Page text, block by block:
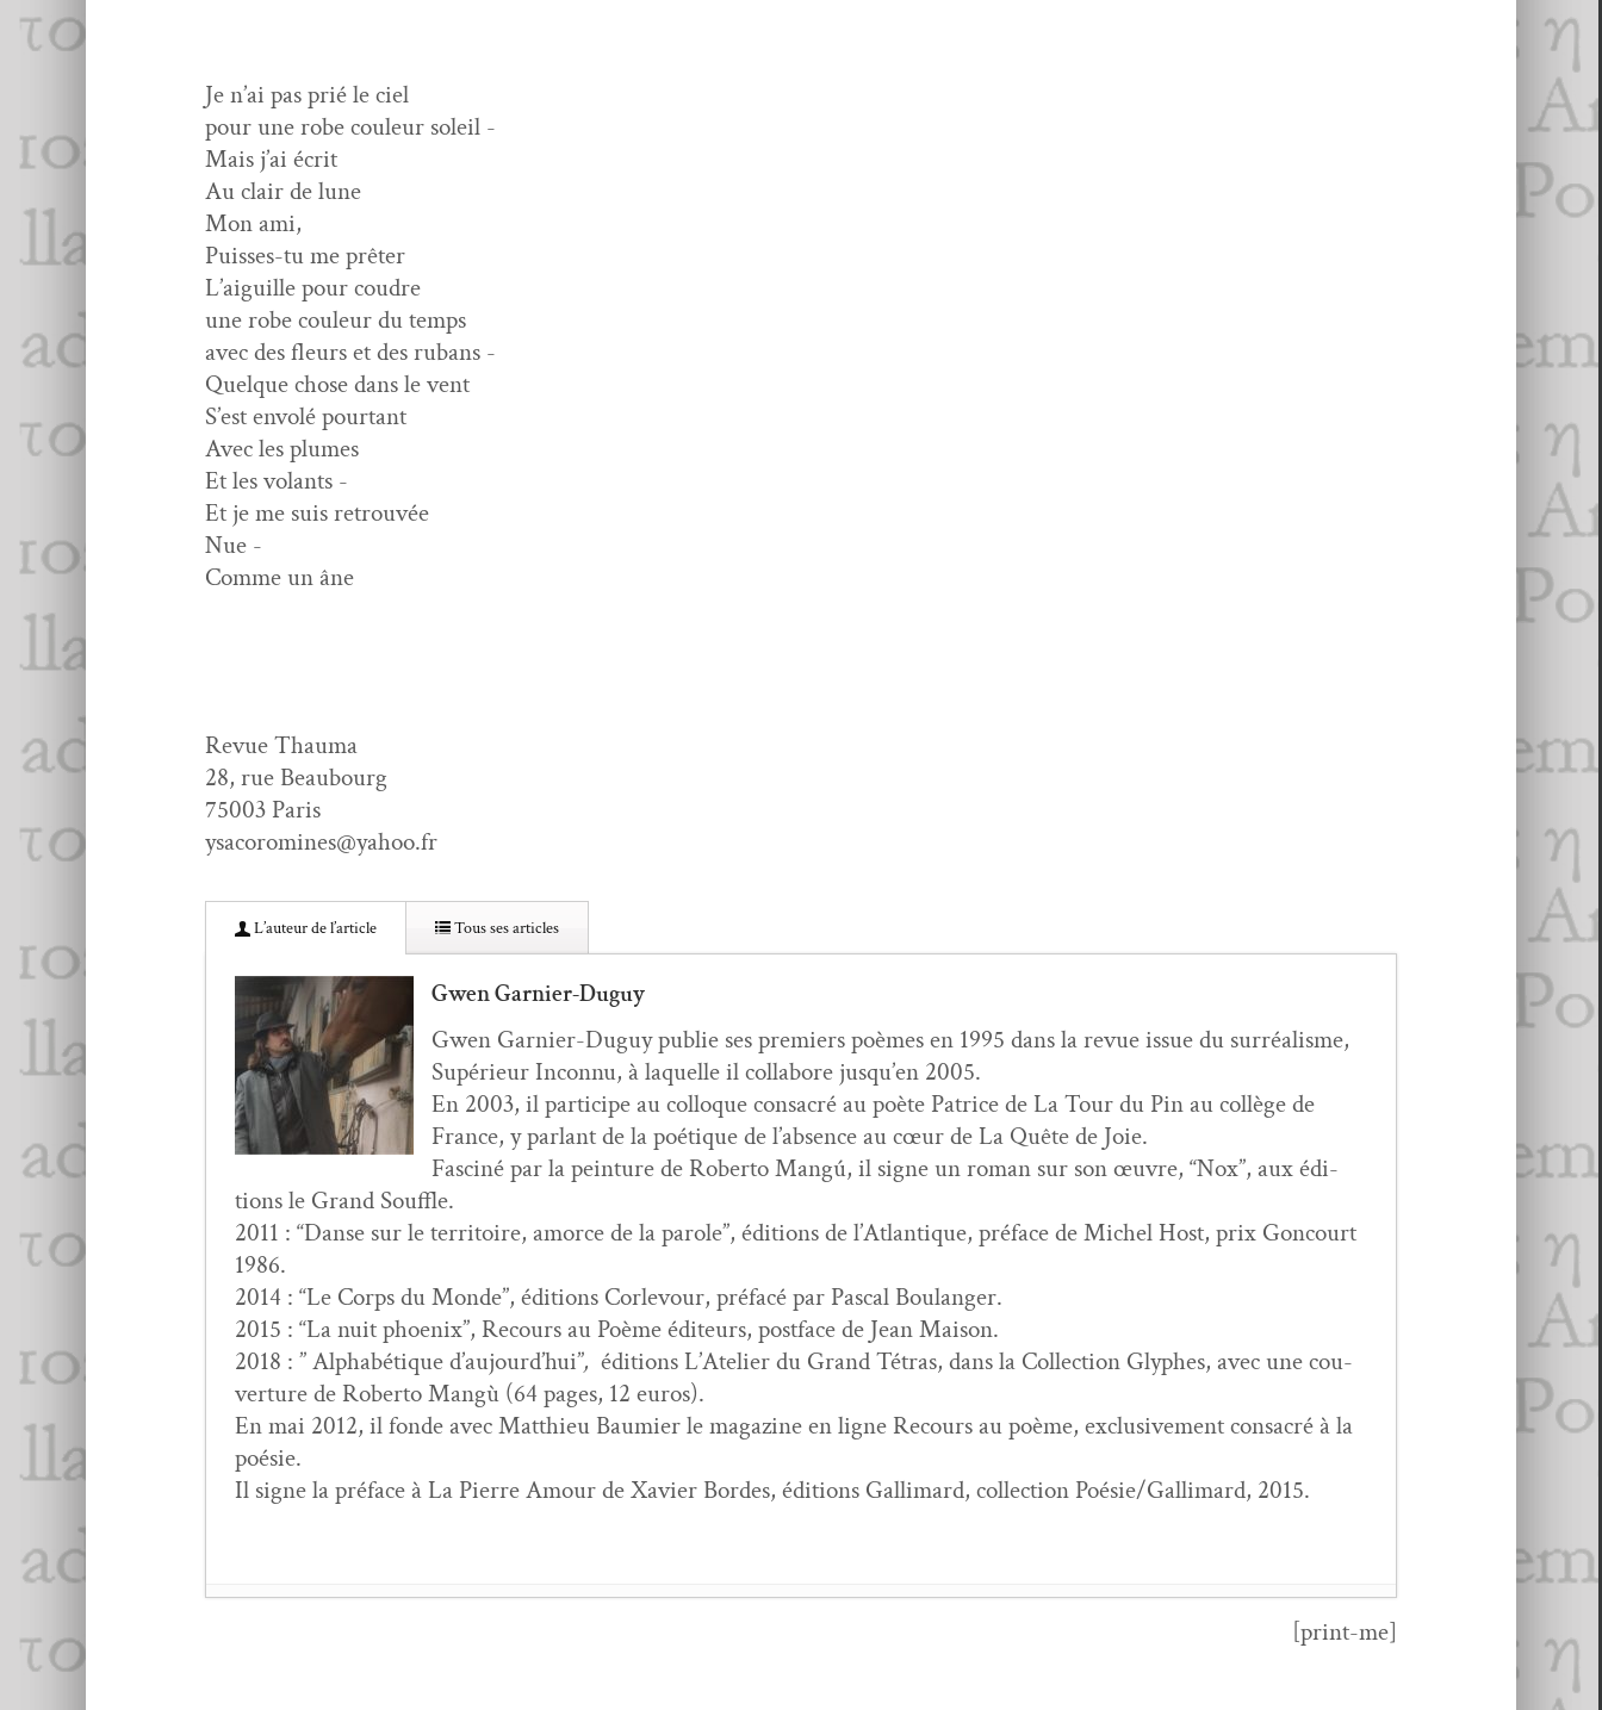
Je n’ai pas prié le ciel
pour une robe couleur soleil -
Mais j’ai écrit
Au clair de lune
Mon ami,
Puiss­es-tu me prêter
L’aigu­ille pour coudre
une robe couleur du temps
avec des fleurs et des rubans -
Quelque chose dans le vent
S’est envolé pourtant
Avec les plumes
Et les volants -
Et je me suis retrouvée
Nue -
Comme un âne
Revue Thau­ma
28, rue Beaubourg
75003 Paris
ysacoromines@yahoo.fr
L’au­teur de l’article Tous ses articles
Gwen Garnier-Duguy
Gwen Gar­nier-Duguy pub­lie ses pre­miers poèmes en 1995 dans la revue issue du sur­réal­isme,
Supérieur Incon­nu, à laque­lle il col­la­bore jusqu’en 2005.
En 2003, il par­ticipe au col­loque con­sacré au poète Patrice de La Tour du Pin au col­lège de
France, y par­lant de la poé­tique de l’ab­sence au cœur de La Quête de Joie.
Fasciné par la pein­ture de Rober­to Mangú, il signe un roman sur son œuvre, “Nox”, aux édi­
tions le Grand Souffle.
2011 : “Danse sur le ter­ri­toire, amorce de la parole”, édi­tions de l’At­lan­tique, pré­face de Michel Host, prix Goncourt
1986.
2014 : “Le Corps du Monde”, édi­tions Cor­levour, pré­facé par Pas­cal Boulanger.
2015 : “La nuit phoenix”, Recours au Poème édi­teurs, post­face de Jean Maison.
2018 : ” Alphabé­tique d’au­jour­d’hui”, édi­tions L’Ate­lier du Grand Tétras, dans la Col­lec­tion Glyphes, avec une cou­
ver­ture de Rober­to Mangù (64 pages, 12 euros).
En mai 2012, il fonde avec Matthieu Bau­mi­er le mag­a­zine en ligne Recours au poème, exclu­sive­ment con­sacré à la
poésie.
Il signe la pré­face à La Pierre Amour de Xavier Bor­des, édi­tions Gal­li­mard, col­lec­tion Poésie/Gallimard, 2015.
[print-me]